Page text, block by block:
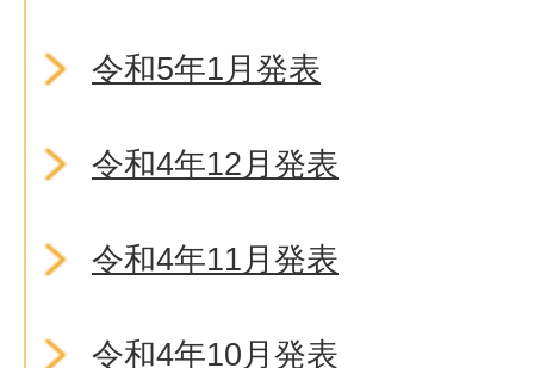
令和5年1月発表
令和4年12月発表
令和4年11月発表
令和4年10月発表